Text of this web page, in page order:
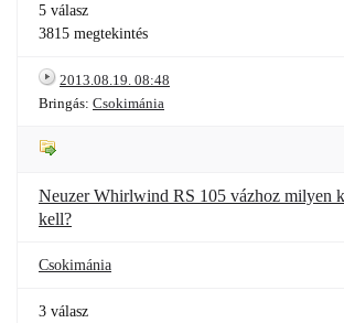
5 válasz
3815 megtekintés
2013.08.19. 08:48
Bringás: Csokimánia
Neuzer Whirlwind RS 105 vázhoz milyen
kell?
Csokimánia
3 válasz